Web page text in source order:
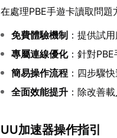
在處理PBE手遊卡讀取問題
免費體驗機制 ：提供試
專屬連線優化：針對
簡易操作流程 ：四步驟
全面效能提升 ：除改善
UU加速器操作指引